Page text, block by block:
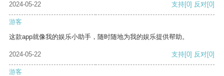
2024-05-22 支持[0] 反对[0]
游客
这款app就像我的娱乐小助手，随时随地为我的娱乐提供帮助。
2024-05-22 支持[0] 反对[0]
游客